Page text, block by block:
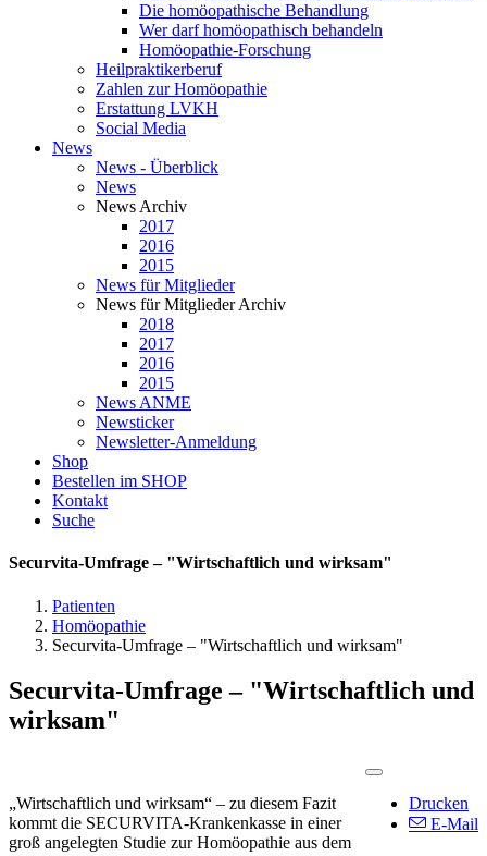
Die homöopathische Behandlung
Wer darf homöopathisch behandeln
Homöopathie-Forschung
Heilpraktikerberuf
Zahlen zur Homöopathie
Erstattung LVKH
Social Media
News
News - Überblick
News
News Archiv
2017
2016
2015
News für Mitglieder
News für Mitglieder Archiv
2018
2017
2016
2015
News ANME
Newsticker
Newsletter-Anmeldung
Shop
Bestellen im SHOP
Kontakt
Suche
Securvita-Umfrage – "Wirtschaftlich und wirksam"
Patienten
Homöopathie
Securvita-Umfrage – "Wirtschaftlich und wirksam"
Securvita-Umfrage – "Wirtschaftlich und
wirksam"
Drucken
E-Mail
„Wirtschaftlich und wirksam“ – zu diesem Fazit
kommt die SECURVITA-Krankenkasse in einer
groß angelegten Studie zur Homöopathie aus dem